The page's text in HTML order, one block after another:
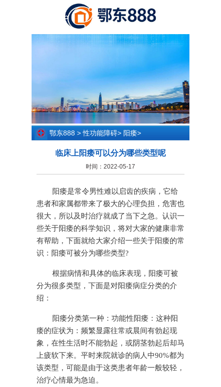
鄂东888 >性功能障碍> 阳痿>
临床上阳痿可以分为哪些类型呢
时间：2022-05-17
阳痿是常令男性难以启齿的疾病，它给
患者和家属都带来了极大的心理负担，危害也
很大，所以及时治疗就成了当下之急。认识一
些关于阳痿的科学知识，将对大家的健康非常
有帮助，下面就给大家介绍一些关于阳痿的常
识：阳痿可被分为哪些类型?
根据病情和具体的临床表现，阳痿可被
分为很多类型，下面是对阳痿病症分类的介
绍：
阳痿分类第一种：功能性阳痿：这种阳
痿的症状为：频繁显露往常或晨间有勃起现
象，在性生活时不能勃起，或阴茎勃起后却马
上疲软下来。平时来院就诊的病人中90%都为
该类型，可能是由于这类患者年龄一般较轻，
治疗心情最为急迫。